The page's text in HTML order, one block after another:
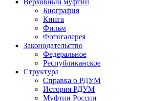
Верховный муфтий
Биография
Книга
Фильм
Фотогалерея
Законодательство
Федеральное
Республиканское
Структура
Справка о РДУМ
История РДУМ
Муфтии России